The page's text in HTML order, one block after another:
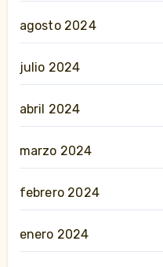
agosto 2024
julio 2024
abril 2024
marzo 2024
febrero 2024
enero 2024